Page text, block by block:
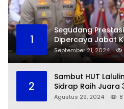
1
Segudang
Dipercaya Jabat
September 21, 2024
2
Sambut HUT
Sidrap Raih Juara
Zona 5
Agustus 29, 2024